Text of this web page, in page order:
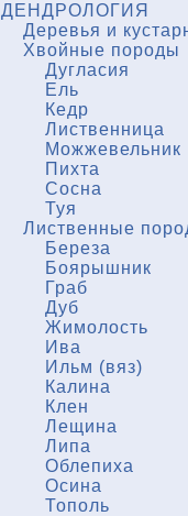
ДЕНДРОЛОГИЯ
Деревья и
Хвойные породы
Дугласия
Ель
Кедр
Лиственница
Можжевельник
Пихта
Сосна
Туя
Лиственные
Береза
Боярышник
Граб
Дуб
Жимолость
Ива
Ильм (вяз)
Калина
Клен
Лещина
Липа
Облепиха
Осина
Тополь